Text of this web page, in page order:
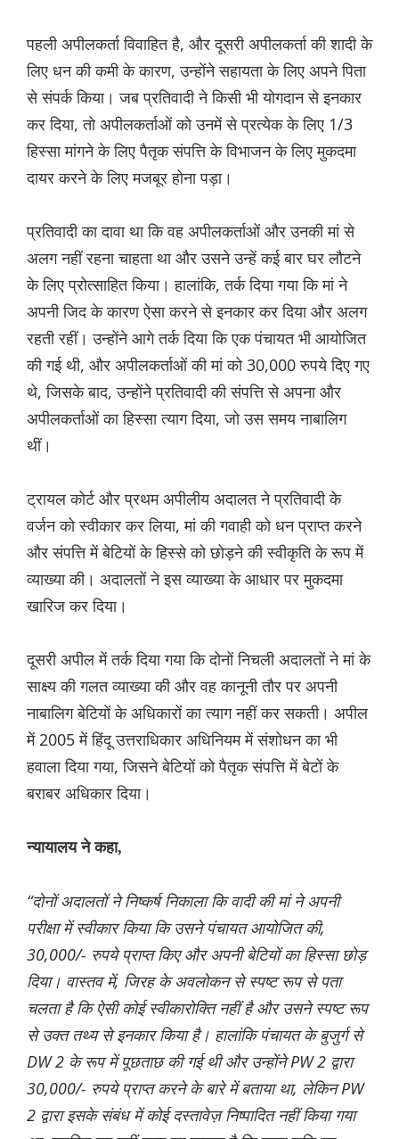
पहली अपीलकर्ता विवाहित है, और दूसरी अपीलकर्ता की शादी के
लिए धन की कमी के कारण, उन्होंने सहायता के लिए अपने पिता
से संपर्क किया। जब प्रतिवादी ने किसी भी योगदान से इनकार
कर दिया, तो अपीलकर्ताओं को उनमें से प्रत्येक के लिए 1/3
हिस्सा मांगने के लिए पैतृक संपत्ति के विभाजन के लिए मुकदमा
दायर करने के लिए मजबूर होना पड़ा।
प्रतिवादी का दावा था कि वह अपीलकर्ताओं और उनकी मां से
अलग नहीं रहना चाहता था और उसने उन्हें कई बार घर लौटने
के लिए प्रोत्साहित किया। हालांकि, तर्क दिया गया कि मां ने
अपनी जिद के कारण ऐसा करने से इनकार कर दिया और अलग
रहती रहीं। उन्होंने आगे तर्क दिया कि एक पंचायत भी आयोजित
की गई थी, और अपीलकर्ताओं की मां को 30,000 रुपये दिए गए
थे, जिसके बाद, उन्होंने प्रतिवादी की संपत्ति से अपना और
अपीलकर्ताओं का हिस्सा त्याग दिया, जो उस समय नाबालिग
थीं।
ट्रायल कोर्ट और प्रथम अपीलीय अदालत ने प्रतिवादी के
वर्जन को स्वीकार कर लिया, मां की गवाही को धन प्राप्त करने
और संपत्ति में बेटियों के हिस्से को छोड़ने की स्वीकृति के रूप में
व्याख्या की। अदालतों ने इस व्याख्या के आधार पर मुकदमा
खारिज कर दिया।
दूसरी अपील में तर्क दिया गया कि दोनों निचली अदालतों ने मां के
साक्ष्य की गलत व्याख्या की और वह कानूनी तौर पर अपनी
नाबालिग बेटियों के अधिकारों का त्याग नहीं कर सकती। अपील
में 2005 में हिंदू उत्तराधिकार अधिनियम में संशोधन का भी
हवाला दिया गया, जिसने बेटियों को पैतृक संपत्ति में बेटों के
बराबर अधिकार दिया।
न्यायालय ने कहा,
“दोनों अदालतों ने निष्कर्ष निकाला कि वादी की मां ने अपनी
परीक्षा में स्वीकार किया कि उसने पंचायत आयोजित की,
30,000/- रुपये प्राप्त किए और अपनी बेटियों का हिस्सा छोड़
दिया। वास्तव में, जिरह के अवलोकन से स्पष्ट रूप से पता
चलता है कि ऐसी कोई स्वीकारोक्ति नहीं है और उसने स्पष्ट रूप
से उक्त तथ्य से इनकार किया है। हालांकि पंचायत के बुजुर्ग से
DW 2 के रूप में पूछताछ की गई थी और उन्होंने PW 2 द्वारा
30,000/- रुपये प्राप्त करने के बारे में बताया था, लेकिन PW
2 द्वारा इसके संबंध में कोई दस्तावेज़ निष्पादित नहीं किया गया